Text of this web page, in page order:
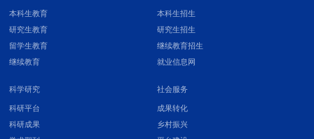
本科生教育
研究生教育
留学生教育
继续教育
本科生招生
研究生招生
继续教育招生
就业信息网
科学研究
科研平台
科研成果
社会服务
成果转化
乡村振兴